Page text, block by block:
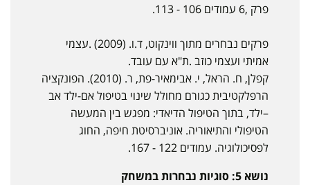
פרק ,6 עמודים 106 - 113.
פרקים נבחרים מתוך ווינקוט, ד.ו. (2009) .עצמי
אמיתי ועצמי כוזב .ת"א עם עובד.
קפלן, ח. הראל, י. אבימאיר-פת, ר. (2010). הפונקציה
הרפלקטיבית כגורם מחולל שינוי בטיפול אם-ילד אב
–ילד, בתוך הטיפול הדיאדי: מפגש בין המעשה
הטיפולי והתיאוריה. אוניברסיטת חיפה, החוג
לפסיכולוגיה. עמודים 122 - 167.
נושא 5: סוגיות נבחרות במשחק